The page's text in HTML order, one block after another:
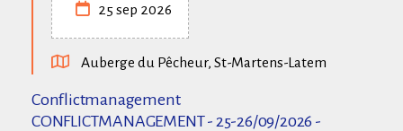
25 sep 2026
Auberge du Pêcheur, St-Martens-Latem
Conflictmanagement
CONFLICTMANAGEMENT - 25-26/09/2026 -